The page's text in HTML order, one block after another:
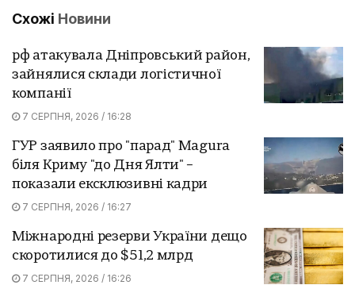
Схожі Новини
рф атакувала Дніпровський район,
зайнялися склади логістичної
компанії
7 СЕРПНЯ, 2026 / 16:28
ГУР заявило про "парад" Magura
біля Криму "до Дня Ялти" –
показали ексклюзивні кадри
7 СЕРПНЯ, 2026 / 16:27
Міжнародні резерви України дещо
скоротилися до $51,2 млрд
7 СЕРПНЯ, 2026 / 16:26